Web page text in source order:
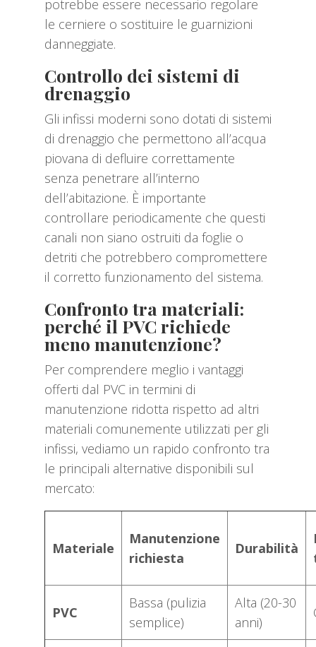
potrebbe essere necessario regolare
le cerniere o sostituire le guarnizioni
danneggiate.
Controllo dei sistemi di
drenaggio
Gli infissi moderni sono dotati di sistemi
di drenaggio che permettono all’acqua
piovana di defluire correttamente
senza penetrare all’interno
dell’abitazione. È importante
controllare periodicamente che questi
canali non siano ostruiti da foglie o
detriti che potrebbero compromettere
il corretto funzionamento del sistema.
Confronto tra materiali:
perché il PVC richiede
meno manutenzione?
Per comprendere meglio i vantaggi
offerti dal PVC in termini di
manutenzione ridotta rispetto ad altri
materiali comunemente utilizzati per gli
infissi, vediamo un rapido confronto tra
le principali alternative disponibili sul
mercato:
Materiale
Manutenzione
richiesta
Durabilità
PVC
Bassa (pulizia
semplice)
Alta (20-30
anni)